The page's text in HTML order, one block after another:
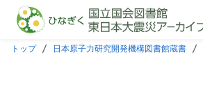
本文に飛ぶ
トップ 日本原子力研究開発機構図書館蔵書